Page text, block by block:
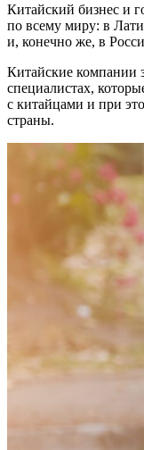
Китайский бизнес и
по всему миру: в
и, конечно же, в
Китайские компании
специалистах,
с китайцами и при
страны.